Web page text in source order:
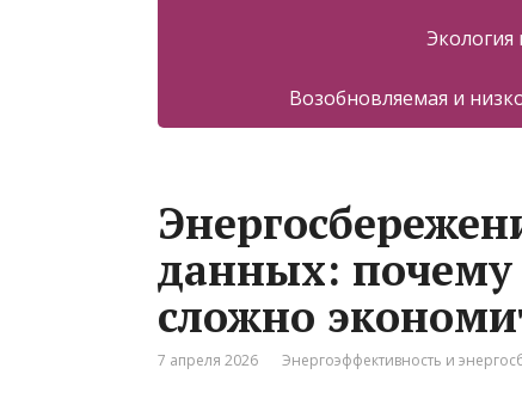
Экология
Возобновляемая и
данных: почему
сложно
7 апреля 2026 Энергоэффективность и